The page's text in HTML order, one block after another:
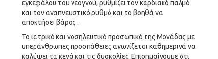
εγκεφάλου του νεογνού, ρυθμίζει τον καρδιακό παλμό
και τον αναπνευστικό ρυθμό και το βοηθά να
αποκτήσει βάρος .
Το ιατρικό και νοσηλευτικό προσωπικό της Μονάδας με
υπεράνθρωπες προσπάθειες αγωνίζεται καθημερινά να
καλύψει τα κενά και τις δυσκολίες. Επισημαίνουμε ότι